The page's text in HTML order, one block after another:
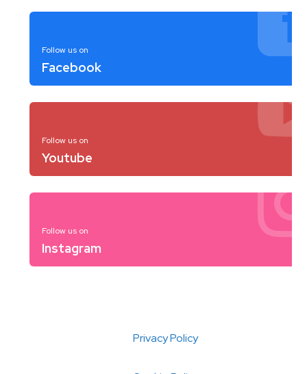
Follow us on
Facebook
Follow us on
Youtube
Follow us on
Instagram
Privacy Policy